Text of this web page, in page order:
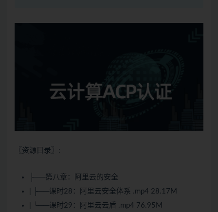
〖资源目录〗:
├──第八章：阿里云的安全
| ├──课时28：阿里云安全体系 .mp4 28.17M
| └──课时29：阿里云云盾 .mp4 76.95M